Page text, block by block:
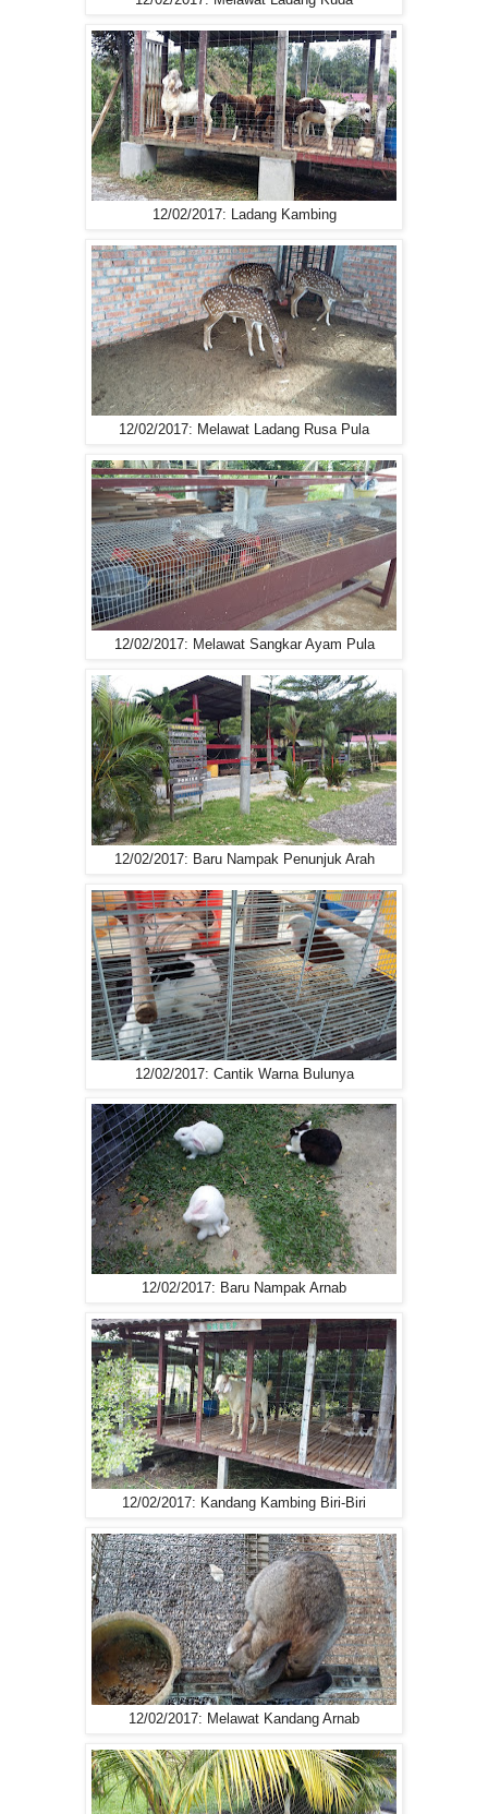
12/02/2017: Ladang Kambing
12/02/2017: Melawat Ladang Rusa Pula
12/02/2017: Melawat Sangkar Ayam Pula
12/02/2017: Baru Nampak Penunjuk Arah
12/02/2017: Cantik Warna Bulunya
12/02/2017: Baru Nampak Arnab
12/02/2017: Kandang Kambing Biri-Biri
12/02/2017: Melawat Kandang Arnab